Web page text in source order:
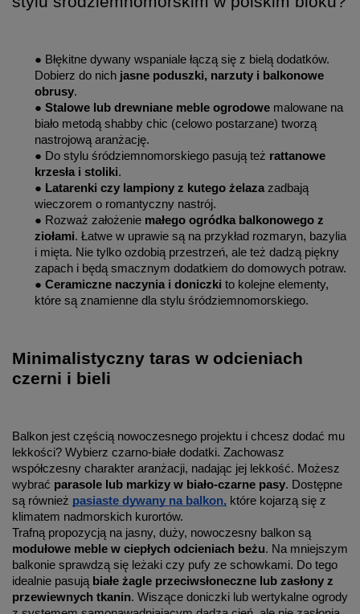
● Błękitne dywany wspaniale łączą się z bielą dodatków.
Dobierz do nich jasne poduszki, narzuty i balkonowe
obrusy.
● Stalowe lub drewniane meble ogrodowe malowane na
biało metodą shabby chic (celowo postarzane) tworzą
nastrojową aranżację.
● Do stylu śródziemnomorskiego pasują też rattanowe
krzesła i stoliki.
● Latarenki czy lampiony z kutego żelaza zadbają
wieczorem o romantyczny nastrój.
● Rozważ założenie małego ogródka balkonowego z
ziołami. Łatwe w uprawie są na przykład rozmaryn, bazylia
i mięta. Nie tylko ozdobią przestrzeń, ale też dadzą piękny
zapach i będą smacznym dodatkiem do domowych potraw.
● Ceramiczne naczynia i doniczki to kolejne elementy,
które są znamienne dla stylu śródziemnomorskiego.
Minimalistyczny taras w odcieniach
czerni i bieli
Balkon jest częścią nowoczesnego projektu i chcesz dodać mu
lekkości? Wybierz czarno-białe dodatki. Zachowasz
współczesny charakter aranżacji, nadając jej lekkość. Możesz
wybrać parasole lub markizy w biało-czarne pasy. Dostępne
są również pasiaste dywany na balkon, które kojarzą się z
klimatem nadmorskich kurortów.
Trafną propozycją na jasny, duży, nowoczesny balkon są
modułowe meble w ciepłych odcieniach beżu. Na mniejszym
balkonie sprawdzą się leżaki czy pufy ze schowkami. Do tego
idealnie pasują białe żagle przeciwsłoneczne lub zasłony z
przewiewnych tkanin. Wiszące doniczki lub wertykalne ogrody